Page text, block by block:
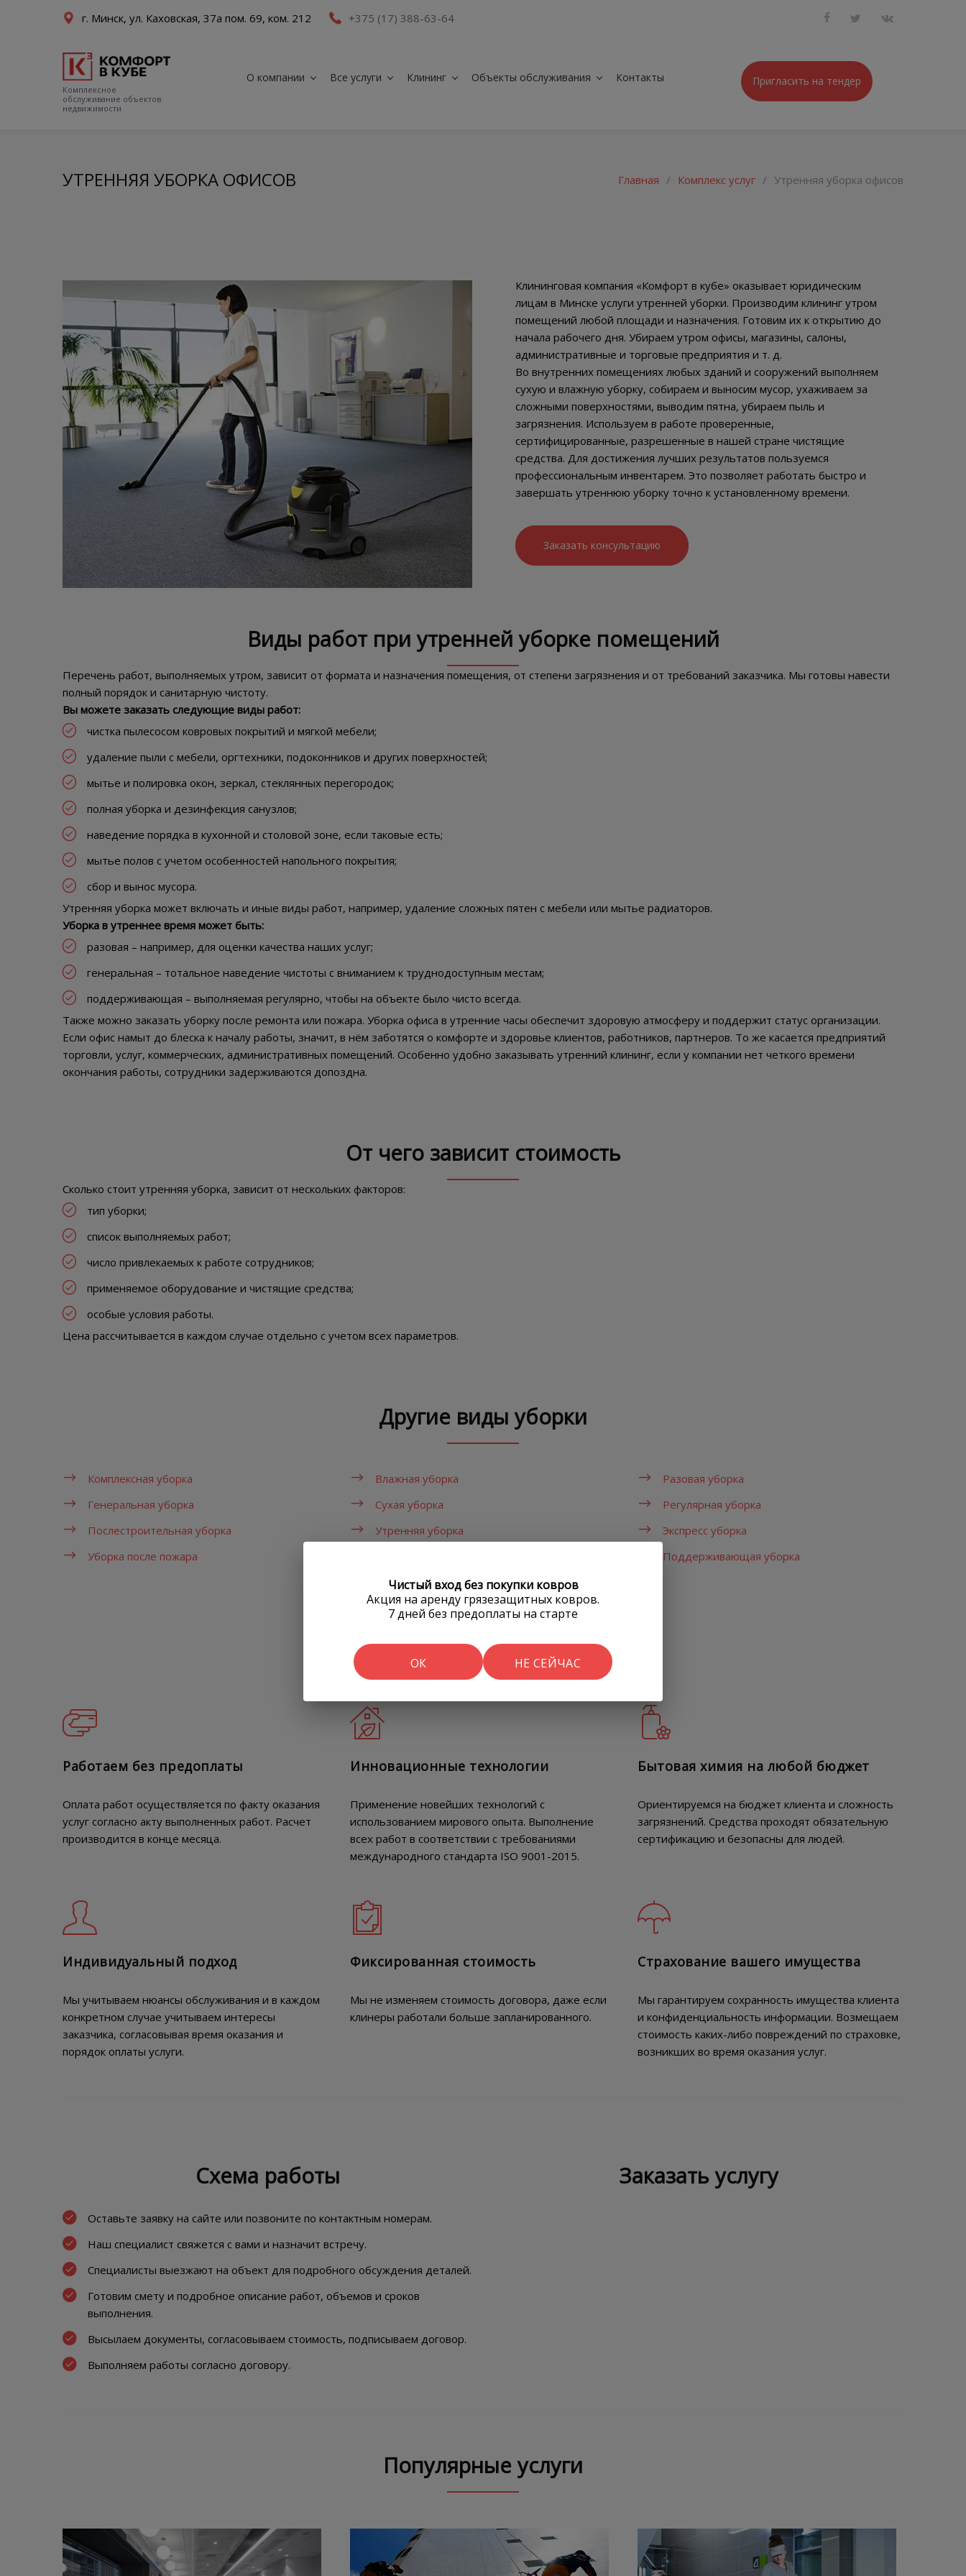
г. Минск, ул. Каховская, 37а пом. 69, ком. 212 +375 (17) 388-63-64
Комплексное
обслуживание объектов
недвижимости
О компании Все услуги Клининг Объекты обслуживания Контакты Пригласить на тендер
УТРЕННЯЯ УБОРКА ОФИСОВ Главная / Комплекс услуг / Утренняя уборка офисов
Клининговая компания «Комфорт в кубе» оказывает юридическим
лицам в Минске услуги утренней уборки. Производим клининг утром
помещений любой площади и назначения. Готовим их к открытию до
начала рабочего дня. Убираем утром офисы, магазины, салоны,
административные и торговые предприятия и т. д.
Во внутренних помещениях любых зданий и сооружений выполняем
сухую и влажную уборку, собираем и выносим мусор, ухаживаем за
сложными поверхностями, выводим пятна, убираем пыль и
загрязнения. Используем в работе проверенные,
сертифицированные, разрешенные в нашей стране чистящие
средства. Для достижения лучших результатов пользуемся
профессиональным инвентарем. Это позволяет работать быстро и
завершать утреннюю уборку точно к установленному времени.
Заказать консультацию
Виды работ при утренней уборке помещений
Перечень работ, выполняемых утром, зависит от формата и назначения помещения, от степени загрязнения и от требований заказчика. Мы готовы навести
полный порядок и санитарную чистоту.
Вы можете заказать следующие виды работ:
чистка пылесосом ковровых покрытий и мягкой мебели;
удаление пыли с мебели, оргтехники, подоконников и других поверхностей;
мытье и полировка окон, зеркал, стеклянных перегородок;
полная уборка и дезинфекция санузлов;
наведение порядка в кухонной и столовой зоне, если таковые есть;
мытье полов с учетом особенностей напольного покрытия;
сбор и вынос мусора.
Утренняя уборка может включать и иные виды работ, например, удаление сложных пятен с мебели или мытье радиаторов.
Уборка в утреннее время может быть:
разовая – например, для оценки качества наших услуг;
генеральная – тотальное наведение чистоты с вниманием к труднодоступным местам;
поддерживающая – выполняемая регулярно, чтобы на объекте было чисто всегда.
Также можно заказать уборку после ремонта или пожара. Уборка офиса в утренние часы обеспечит здоровую атмосферу и поддержит статус организации.
Если офис намыт до блеска к началу работы, значит, в нём заботятся о комфорте и здоровье клиентов, работников, партнеров. То же касается предприятий
торговли, услуг, коммерческих, административных помещений. Особенно удобно заказывать утренний клининг, если у компании нет четкого времени
окончания работы, сотрудники задерживаются допоздна.
От чего зависит стоимость
Сколько стоит утренняя уборка, зависит от нескольких факторов:
тип уборки;
список выполняемых работ;
число привлекаемых к работе сотрудников;
применяемое оборудование и чистящие средства;
особые условия работы.
Цена рассчитывается в каждом случае отдельно с учетом всех параметров.
Другие виды уборки
Комплексная уборка
Генеральная уборка
Послестроительная уборка
Уборка после пожара
Влажная уборка
Сухая уборка
Утренняя уборка
Разовая уборка
Регулярная уборка
Экспресс уборка
Поддерживающая уборка
Наши преимущества
Работаем без предоплаты
Оплата работ осуществляется по факту оказания
услуг согласно акту выполненных работ. Расчет
производится в конце месяца.
Инновационные технологии
Применение новейших технологий с
использованием мирового опыта. Выполнение
всех работ в соответствии с требованиями
международного стандарта ISO 9001-2015.
Бытовая химия на любой бюджет
Ориентируемся на бюджет клиента и сложность
загрязнений. Средства проходят обязательную
сертификацию и безопасны для людей.
Индивидуальный подход
Мы учитываем нюансы обслуживания и в каждом
конкретном случае учитываем интересы
заказчика, согласовывая время оказания и
порядок оплаты услуги.
Фиксированная стоимость
Мы не изменяем стоимость договора, даже если
клинеры работали больше запланированного.
Страхование вашего имущества
Мы гарантируем сохранность имущества клиента
и конфиденциальность информации. Возмещаем
стоимость каких-либо повреждений по страховке,
возникших во время оказания услуг.
Схема работы
Оставьте заявку на сайте или позвоните по контактным номерам.
Наш специалист свяжется с вами и назначит встречу.
Специалисты выезжают на объект для подробного обсуждения деталей.
Готовим смету и подробное описание работ, объемов и сроков
выполнения.
Высылаем документы, согласовываем стоимость, подписываем договор.
Выполняем работы согласно договору.
Заказать услугу
Популярные услуги
Чистый вход без покупки ковров
Акция на аренду грязезащитных ковров.
7 дней без предоплаты на старте
ОК НЕ СЕЙЧАС